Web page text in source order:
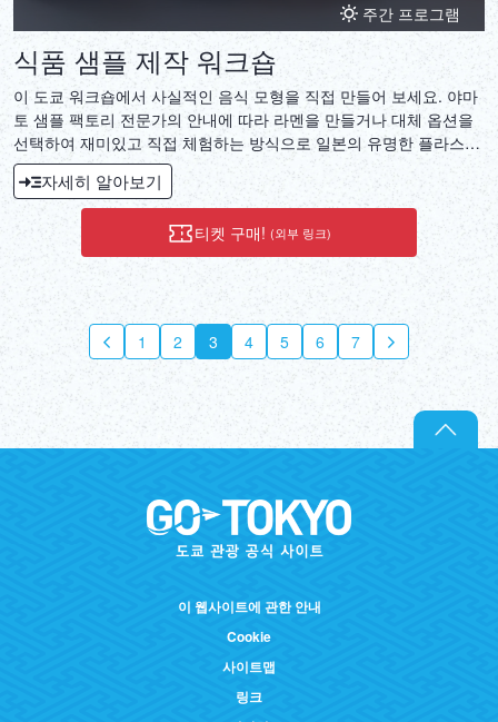
주간 프로그램
식품 샘플 제작 워크숍
이 도쿄 워크숍에서 사실적인 음식 모형을 직접 만들어 보세요. 야마
토 샘플 팩토리 전문가의 안내에 따라 라멘을 만들거나 대체 옵션을
선택하여 재미있고 직접 체험하는 방식으로 일본의 유명한 플라스틱
음식 예술을 만들어 보세요.
자세히 알아보기
티켓 구매! (외부 링크)
1 2 3 4 5 6 7 8
이 웹사이트에 관한 안내
Cookie
사이트맵
링크